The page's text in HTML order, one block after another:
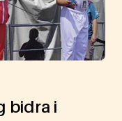
bidra i